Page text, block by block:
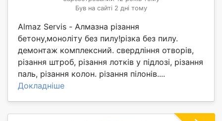
Був на сайті 2 дні тому
Almaz Servis - Алмазна різання
бетону,моноліту без пилу!різка без пилу.
демонтаж комплексний. свердління отворів,
різання штроб, різання лотків у підлозі, різання
паль, різання колон. різання пілонів....
Докладніше